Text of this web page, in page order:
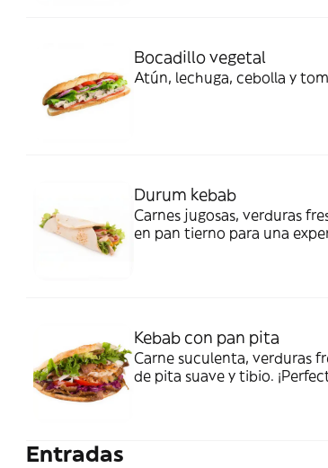
Bocadillo vegetal
Atún, lechuga, cebolla y
Durum kebab
Carnes jugosas, verduras
en pan tierno para una
Kebab con pan pita
Carne suculenta, verduras
de pita suave y tibio.
Entradas